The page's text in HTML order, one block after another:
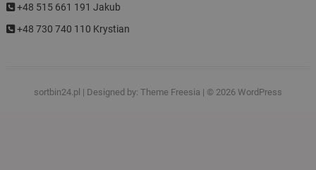
+48 515 661 191 Jakub
+48 730 740 110 Krystian
sortbin24.pl | Designed by: Theme Freesia | © 2026 WordPress